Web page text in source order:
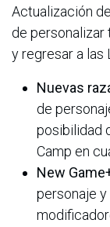
Actualización
de personalizar
y regresar a las
Nuevas
de
posibilidad
Camp en
New
personaje